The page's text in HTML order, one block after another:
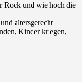
Rock und wie hoch die
altersgerecht
Kinder kriegen,